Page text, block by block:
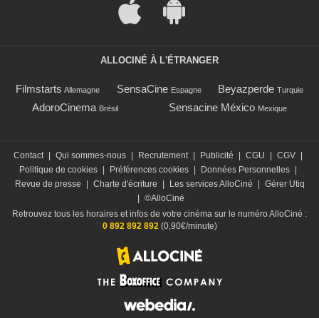
ALLOCINÉ À L'ÉTRANGER
Filmstarts Allemagne SensaCine Espagne Beyazperde Turquie
AdoroCinema Brésil Sensacine México Mexique
Contact Qui sommes-nous Recrutement Publicité CGU CGV
Politique de cookies
Préférences cookies Données Personnelles
Revue de presse
Charte d'écriture Les services AlloCiné
Gérer Utiq
©AlloCiné
Retrouvez tous les horaires et infos de votre cinéma sur le numéro AlloCiné :
0 892 892 892(0,90€/minute)